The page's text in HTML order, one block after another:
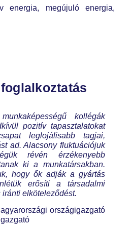
energia, megújuló energia,
kollégák
pozitív tapasztalatokat
leglojálisabb tagjai,
ad. Alacsony fluktuációjuk
révén érzékenyebb
ki a munkatársakban.
hogy ők adják a gyártás
erősíti a társadalmi
elköteleződést.
országigazgató